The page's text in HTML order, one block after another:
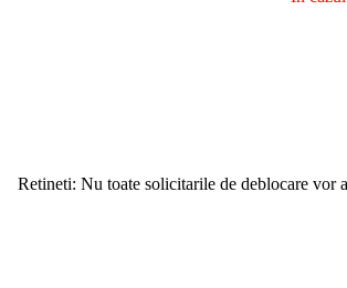
Retineti: Nu toate solicitarile de deblocare vor